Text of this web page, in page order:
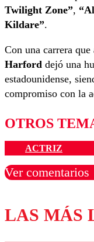
Twilight Zone”,
Kildare”.
Con una carrera que
Harford dejó una
estadounidense,
compromiso con la
OTROS
ACTRIZ
Ver comentarios
Los
LAS MÁS